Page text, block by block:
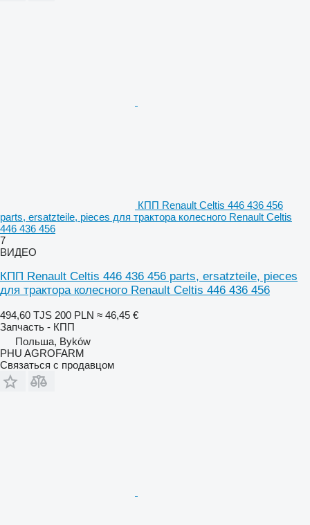
КПП Renault Celtis 446 436 456
parts, ersatzteile, pieces для трактора колесного Renault Celtis
446 436 456
7
ВИДЕО
КПП Renault Celtis 446 436 456 parts, ersatzteile, pieces
для трактора колесного Renault Celtis 446 436 456
494,60 TJS 200 PLN ≈ 46,45 €
Запчасть - КПП
Польша, Byków
PHU AGROFARM
Связаться с продавцом